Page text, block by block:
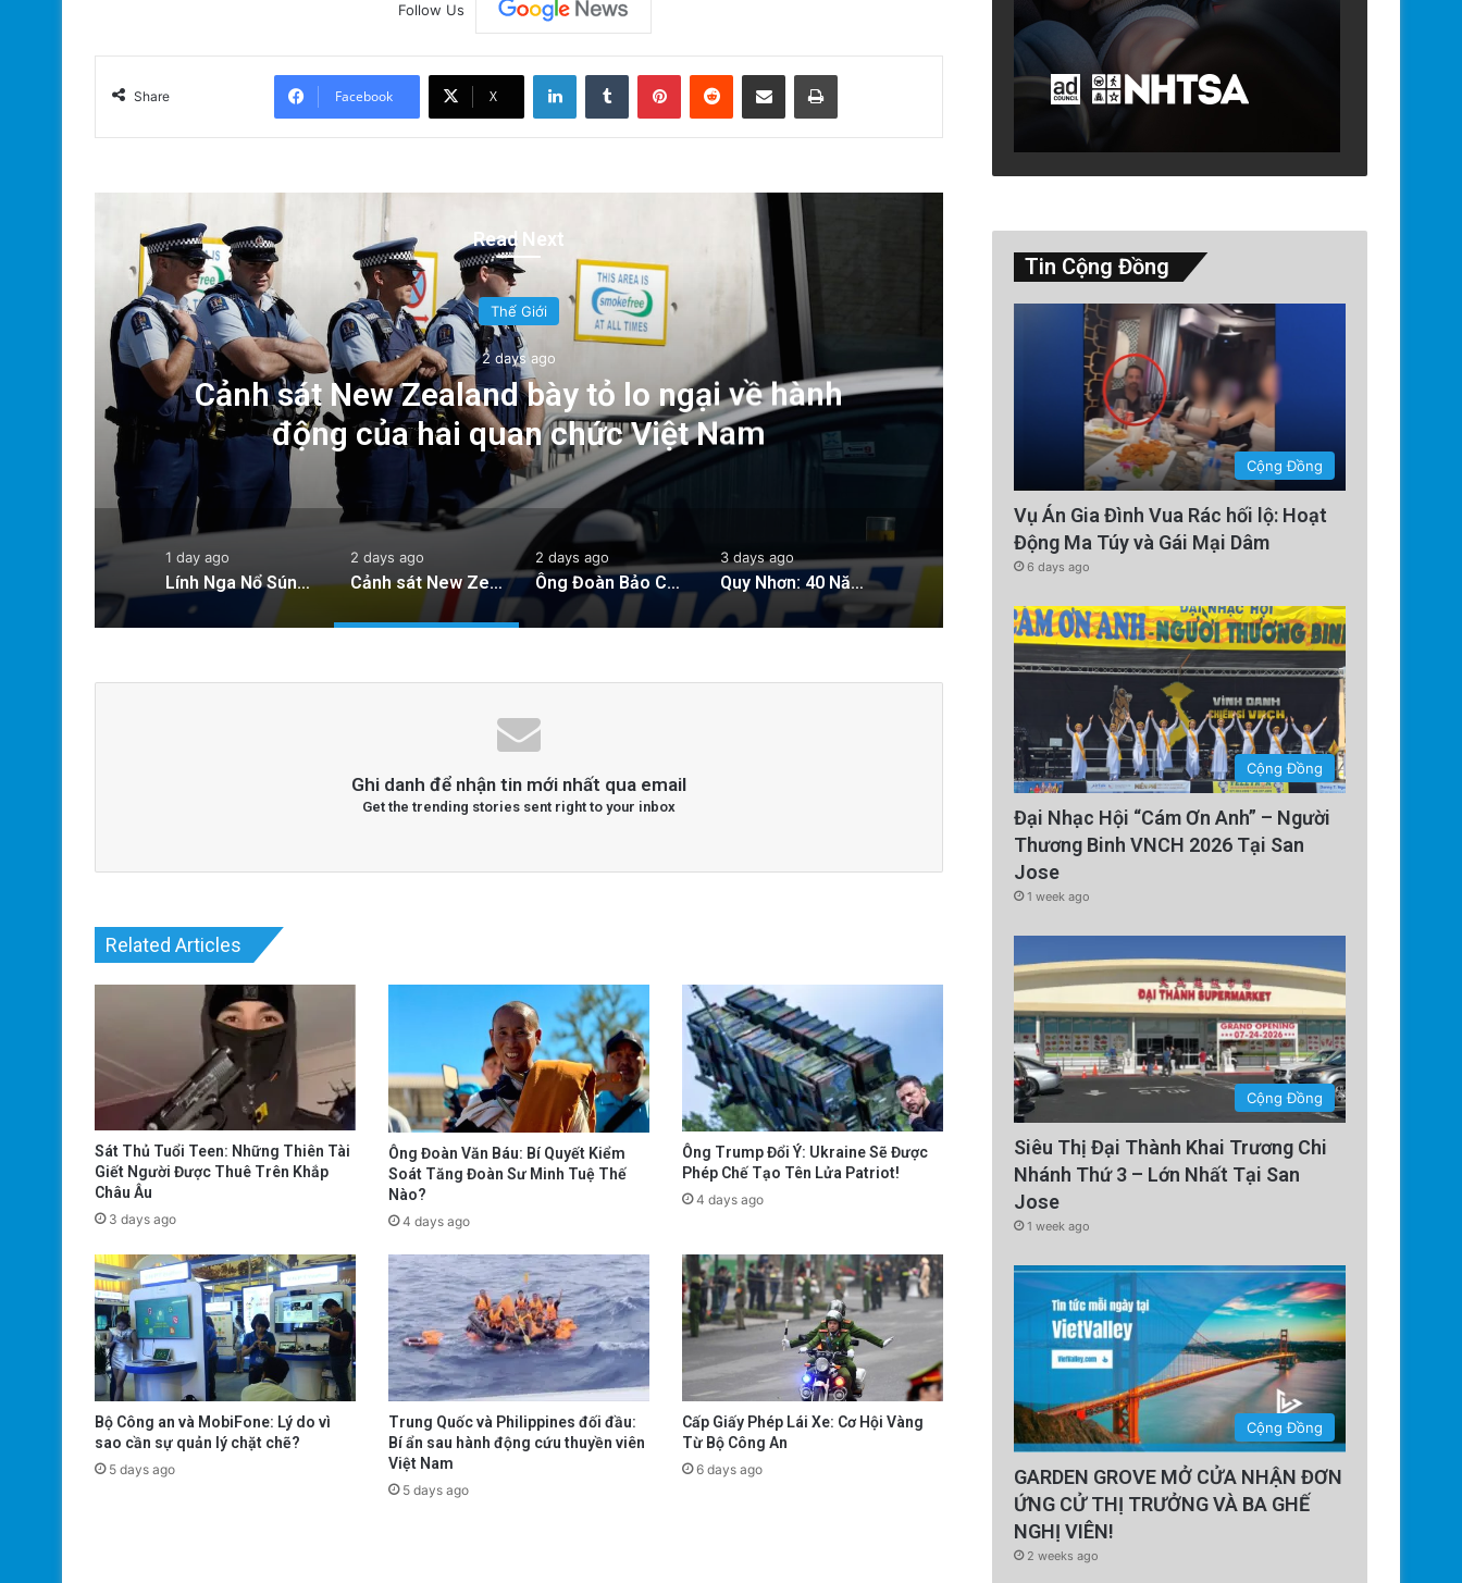
Follow Us
Share Facebook X
LinkedInTumblr PinterestReddit Share via Email Print
Read Next
Thế Giới
2 days ago
Cảnh sát New Zealand bày tỏ lo ngại về hành
động của hai quan chức Việt Nam
Ông Đoàn Bảo Châu Tuyên
Án 7 Năm Tù Vắng Mặt Vì
Nhà Nước’
1 day ago
Lính Nga Nổ Súng Giết Đồng Đội và Tấn Công Dân Thường Tại Crimea
2 days ago
Cảnh sát New Zealand bày tỏ lo ngại về hành động của hai quan chức Việt Nam
2 days ago
Ông Đoàn Bảo Châu Tuyên Bố Tự Bào Chữa Sau Án 7 Năm Tù Vắng Mặt Vì ‘Tuyên Truyền Chống Nhà Nước’
3 days ago
Quy Nhơn: 40 Năm Khai Thác Đất Vẫn Bị Xem Là Hoang Phế
Ghi danh để nhận tin mới nhất qua email
Get the trending stories sent right to your inbox
Related Articles
Sát Thủ Tuổi Teen: Những Thiên Tài
Giết Người Được Thuê Trên Khắp
Châu Âu
3 days ago
Ông Đoàn Văn Báu: Bí Quyết Kiểm
Soát Tăng Đoàn Sư Minh Tuệ Thế
Nào?
4 days ago
Ông Trump Đổi Ý: Ukraine Sẽ Được
Phép Chế Tạo Tên Lửa Patriot!
4 days ago
Bộ Công an và MobiFone: Lý do vì
sao cần sự quản lý chặt chẽ?
5 days ago
Trung Quốc và Philippines đối đầu:
Bí ẩn sau hành động cứu thuyền viên
Việt Nam
5 days ago
Cấp Giấy Phép Lái Xe: Cơ Hội Vàng
Từ Bộ Công An
6 days ago
Tin Cộng Đồng
Cộng Đồng
Vụ Án Gia Đình Vua Rác hối lộ: Hoạt
Động Ma Túy và Gái Mại Dâm
6 days ago
Cộng Đồng
Đại Nhạc Hội “Cám Ơn Anh” – Người
Thương Binh VNCH 2026 Tại San
Jose
1 week ago
Cộng Đồng
Siêu Thị Đại Thành Khai Trương Chi
Nhánh Thứ 3 – Lớn Nhất Tại San
Jose
1 week ago
Cộng Đồng
GARDEN GROVE MỞ CỬA NHẬN ĐƠN
ỨNG CỬ THỊ TRƯỞNG VÀ BA GHẾ
NGHỊ VIÊN!
2 weeks ago